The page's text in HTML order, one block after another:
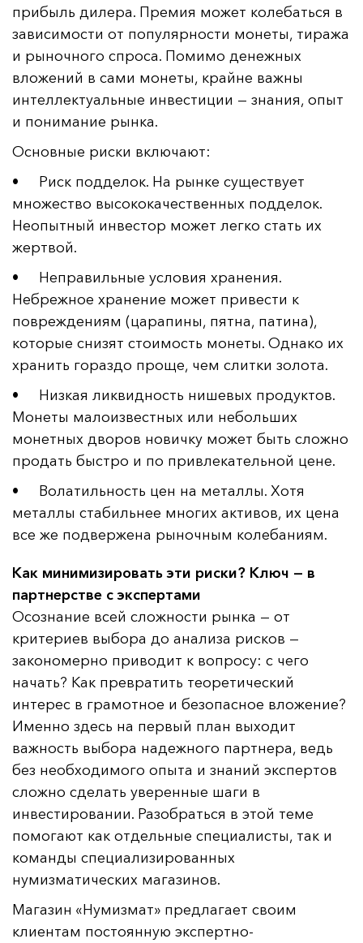
прибыль дилера. Премия может колебаться в
зависимости от популярности монеты, тиража
и рыночного спроса. Помимо денежных
вложений в сами монеты, крайне важны
интеллектуальные инвестиции — знания, опыт
и понимание рынка.
Основные риски включают:
• Риск подделок. На рынке существует
множество высококачественных подделок.
Неопытный инвестор может легко стать их
жертвой.
• Неправильные условия хранения.
Небрежное хранение может привести к
повреждениям (царапины, пятна, патина),
которые снизят стоимость монеты. Однако их
хранить гораздо проще, чем слитки золота.
• Низкая ликвидность нишевых продуктов.
Монеты малоизвестных или небольших
монетных дворов новичку может быть сложно
продать быстро и по привлекательной цене.
• Волатильность цен на металлы. Хотя
металлы стабильнее многих активов, их цена
все же подвержена рыночным колебаниям.
Как минимизировать эти риски? Ключ — в
партнерстве с экспертами
Осознание всей сложности рынка — от
критериев выбора до анализа рисков —
закономерно приводит к вопросу: с чего
начать? Как превратить теоретический
интерес в грамотное и безопасное вложение?
Именно здесь на первый план выходит
важность выбора надежного партнера, ведь
без необходимого опыта и знаний экспертов
сложно сделать уверенные шаги в
инвестировании. Разобраться в этой теме
помогают как отдельные специалисты, так и
команды специализированных
нумизматических магазинов.
Магазин «Нумизмат» предлагает своим
клиентам постоянную экспертно-